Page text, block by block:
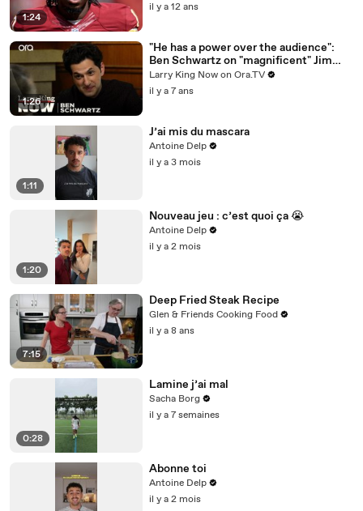
1:24
il y a 12 ans
1:26
"He has a power over the audience":
Ben Schwartz on "magnificent" Jim
Carrey
Larry King Now on Ora.TV
il y a 7 ans
1:11
J’ai mis du mascara
Antoine Delp
il y a 3 mois
1:20
Nouveau jeu : c’est quoi ça 😭
Antoine Delp
il y a 2 mois
7:15
Deep Fried Steak Recipe
Glen & Friends Cooking Food
il y a 8 ans
0:28
Lamine j’ai mal
Sacha Borg
il y a 7 semaines
Abonne toi
Antoine Delp
il y a 2 mois